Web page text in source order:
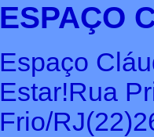
ESPAÇO
Espaço
Estar!Rua
Frio/